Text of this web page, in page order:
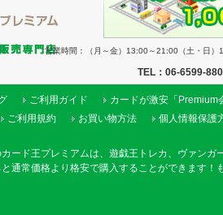
営業時間：（月～金）13:00～21:00（土・日
TEL：06-6599-
ご利用ガイド
カードが激安「Premium
ご利用規約 お買い物方法 個人情報保護
ード王プレミアムは、遊戯王トレカ、ヴァン
通常価格より格安で購入することができます